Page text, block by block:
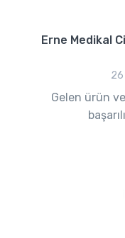
Erne Medikal
26
Gelen ürün